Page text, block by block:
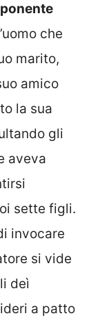
che
marito,
amico
la sua
gli
aveva
sette figli.
invocare
si vide
deì
a patto